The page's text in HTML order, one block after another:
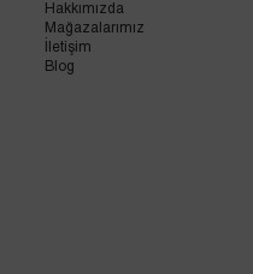
Hakkımızda
Mağazalarımız
İletişim
Blog